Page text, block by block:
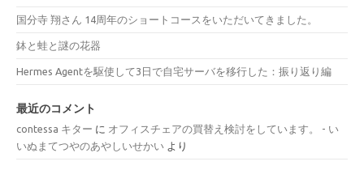
国分寺 翔さん 14周年のショートコースをいただいてきました。
鉢と蛙と謎の花器
Hermes Agentを駆使して3日で自宅サーバを移行した：振り返り編
最近のコメント
contessa キター に オフィスチェアの買替え検討をしています。 - い
いぬまてつやのあやしいせかい より